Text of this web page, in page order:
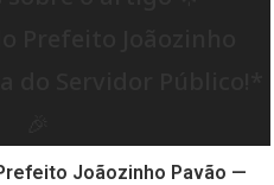
Joãozinho Pavão —